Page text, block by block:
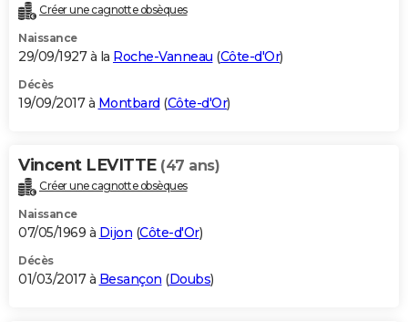
Créer une cagnotte obsèques
Naissance
29/09/1927 à la Roche-Vanneau (Côte-d'Or)
Décès
19/09/2017 à Montbard (Côte-d'Or)
Vincent LEVITTE (47 ans)
Créer une cagnotte obsèques
Naissance
07/05/1969 à Dijon (Côte-d'Or)
Décès
01/03/2017 à Besançon (Doubs)